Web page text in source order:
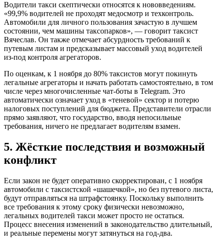
Водители такси скептически относятся к нововведениям.
«99,9% водителей не проходят медосмотр и техконтроль.
Автомобили для личного пользования зачастую в лучшем
состоянии, чем машины таксопарков», — говорит таксист
Вячеслав. Он также отмечает абсурдность требований к
путевым листам и предсказывает массовый уход водителей
из-под контроля агрегаторов.
По оценкам, к 1 ноября до 80% таксистов могут покинуть
легальные агрегаторы и начать работать самостоятельно, в том
числе через многочисленные чат-боты в Telegram. Это
автоматически означает уход в «теневой» сектор и потерю
налоговых поступлений для бюджета. Представители отрасли
прямо заявляют, что государство, вводя непосильные
требования, ничего не предлагает водителям взамен.
5. Жёсткие последствия и возможный
конфликт
Если закон не будет оперативно скорректирован, с 1 ноября
автомобили с таксистской «шашечкой», но без путевого листа,
будут отправляться на штрафстоянку. Поскольку выполнить
все требования к этому сроку физически невозможно,
легальных водителей такси может просто не остаться.
Процесс внесения изменений в законодательство длительный,
и реальные перемены могут затянуться на год-два.